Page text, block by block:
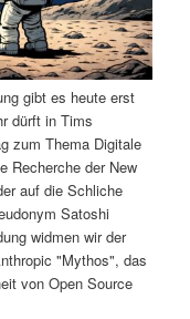
gibt es heute erst
dürft in Tims
zum Thema Digitale
Recherche der New
auf die Schliche
Satoshi
widmen wir der
"Mythos", das
von Open Source